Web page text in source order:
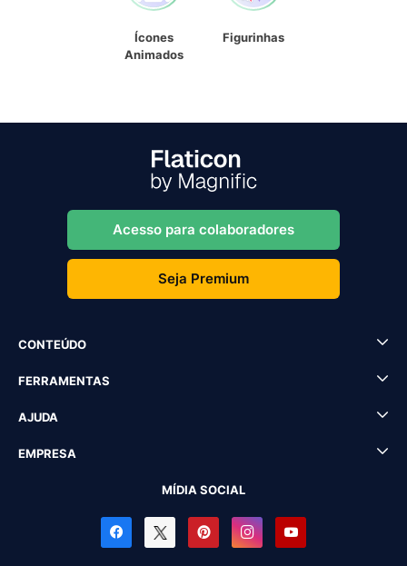
Ícones
Animados
Figurinhas
Acesso para colaboradores
Seja Premium
CONTEÚDO
FERRAMENTAS
AJUDA
EMPRESA
MÍDIA SOCIAL